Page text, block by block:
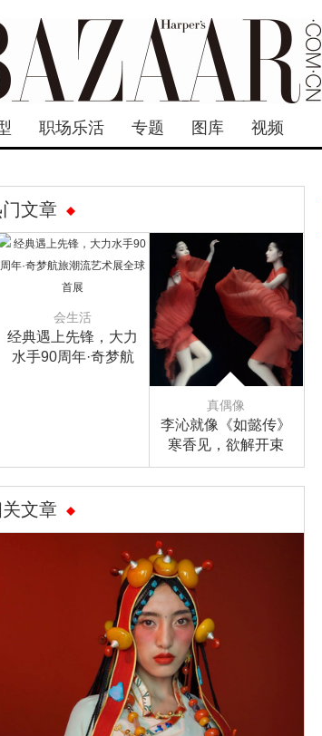
职场乐活 专题 图库 视频
门文章
会生活
经典遇上先锋，大力
水手90周年·奇梦航
真偶像
李沁就像《如懿传》
寒香见，欲解开束
缚，在角色里体验人
生！
关文章